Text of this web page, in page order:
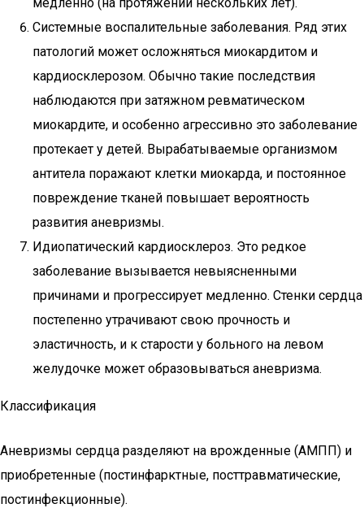
Системные воспалительные заболевания. Ряд этих
патологий может осложняться миокардитом и
кардиосклерозом. Обычно такие последствия
наблюдаются при затяжном ревматическом
миокардите, и особенно агрессивно это заболевание
протекает у детей. Вырабатываемые организмом
антитела поражают клетки миокарда, и постоянное
повреждение тканей повышает вероятность
развития аневризмы.
Идиопатический кардиосклероз. Это редкое
заболевание вызывается невыясненными
причинами и прогрессирует медленно. Стенки сердца
постепенно утрачивают свою прочность и
эластичность, и к старости у больного на левом
желудочке может образовываться аневризма.
Классификация
Аневризмы сердца разделяют на врожденные (АМПП) и
приобретенные (постинфарктные, посттравматические,
постинфекционные).